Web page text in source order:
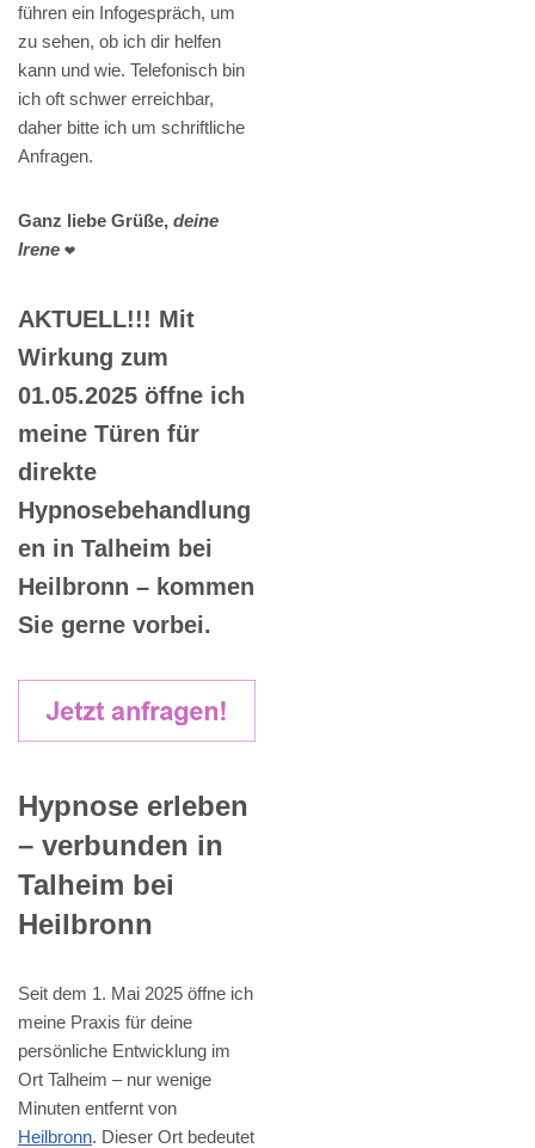
führen ein Infogespräch, um
zu sehen, ob ich dir helfen
kann und wie. Telefonisch bin
ich oft schwer erreichbar,
daher bitte ich um schriftliche
Anfragen.
Ganz liebe Grüße, deine
Irene ❤️
AKTUELL!!! Mit
Wirkung zum
01.05.2025 öffne ich
meine Türen für
direkte
Hypnosebehandlung
en in Talheim bei
Heilbronn – kommen
Sie gerne vorbei.
Hypnose erleben
– verbunden in
Talheim bei
Heilbronn
Seit dem 1. Mai 2025 öffne ich
meine Praxis für deine
persönliche Entwicklung im
Ort Talheim – nur wenige
Minuten entfernt von
Heilbronn. Dieser Ort bedeutet